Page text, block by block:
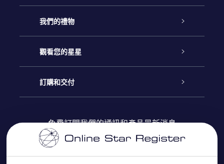
客戶服務
聯繫我們
博客
評論
我們的禮物
Online Star禮物
OSR禮物包
OSR 禮物卡
觀看您的星星
星星注册
個性化的Star Page
訂購和交付
付款資訊
免費訂閱我們的通訊和產品最新消息